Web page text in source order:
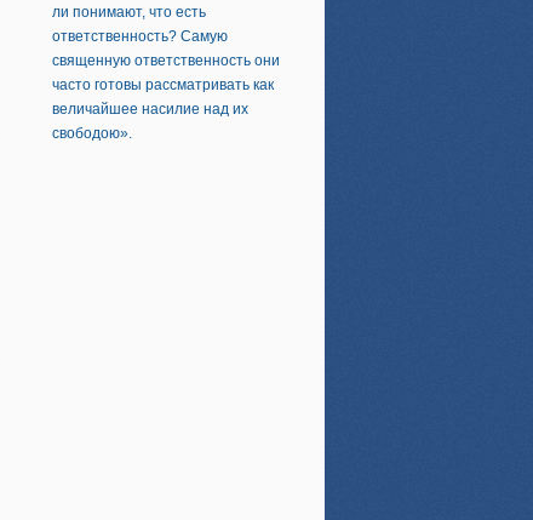
ли понимают, что есть
ответственность? Самую
священную ответственность они
часто готовы рассматривать как
величайшее насилие над их
свободою».